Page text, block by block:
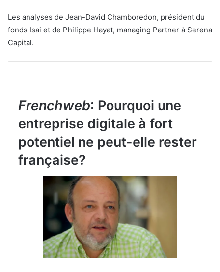
Les analyses de Jean-David Chamboredon, président du
fonds Isai et de Philippe Hayat, managing Partner à Serena
Capital.
Frenchweb: Pourquoi une
entreprise digitale à fort
potentiel ne peut-elle rester
française?